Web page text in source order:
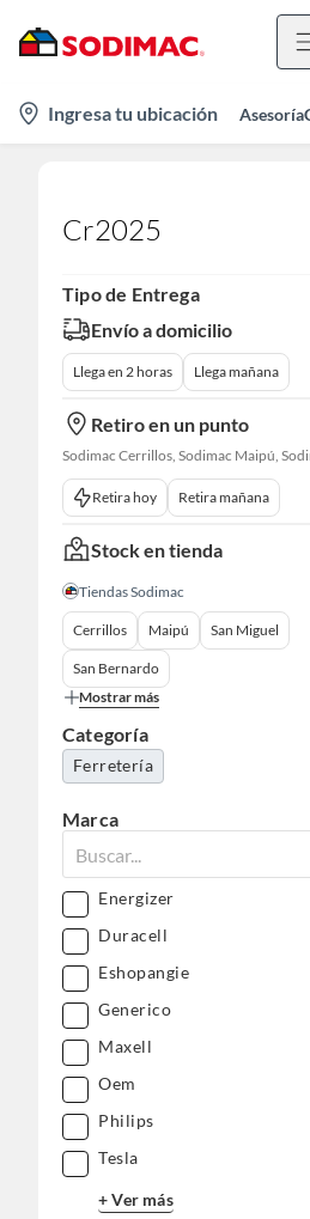
location-
icon
Ingresa tu ubicación Asesoría
Cr2025
Tipo de Entrega
Envío a domicilio
Llega en 2 horas Llega mañana
Retiro en un punto
Retira hoy Retira mañana
Stock en tienda
Tiendas Sodimac
Cerrillos Maipú San Miguel
San Bernardo
Mostrar más
Categoría
Ferretería
Marca
Energizer
Duracell
Eshopangie
Generico
Maxell
Oem
Philips
Tesla
+ Ver más